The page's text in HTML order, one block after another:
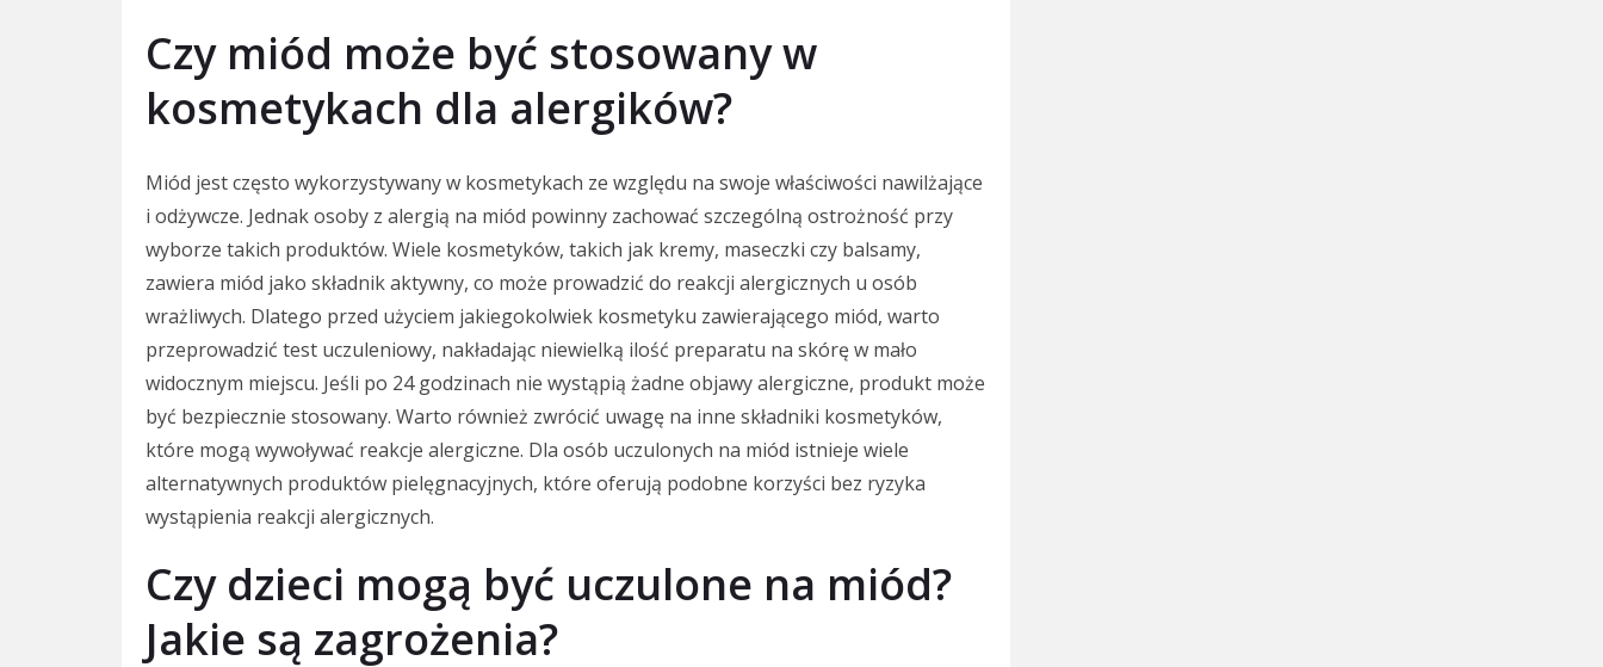
Czy miód może być stosowany w
kosmetykach dla alergików?
Miód jest często wykorzystywany w kosmetykach ze względu na swoje właściwości nawilżające
i odżywcze. Jednak osoby z alergią na miód powinny zachować szczególną ostrożność przy
wyborze takich produktów. Wiele kosmetyków, takich jak kremy, maseczki czy balsamy,
zawiera miód jako składnik aktywny, co może prowadzić do reakcji alergicznych u osób
wrażliwych. Dlatego przed użyciem jakiegokolwiek kosmetyku zawierającego miód, warto
przeprowadzić test uczuleniowy, nakładając niewielką ilość preparatu na skórę w mało
widocznym miejscu. Jeśli po 24 godzinach nie wystąpią żadne objawy alergiczne, produkt może
być bezpiecznie stosowany. Warto również zwrócić uwagę na inne składniki kosmetyków,
które mogą wywoływać reakcje alergiczne. Dla osób uczulonych na miód istnieje wiele
alternatywnych produktów pielęgnacyjnych, które oferują podobne korzyści bez ryzyka
wystąpienia reakcji alergicznych.
Czy dzieci mogą być uczulone na miód?
Jakie są zagrożenia?